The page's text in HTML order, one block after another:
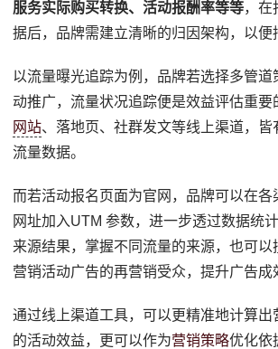
服务实际购买转换、活动报酬率等等，在
据后，品牌需建立清晰的归因架构，以便
以流量曝光追踪为例，品牌若选择多管道
动推广，流量状况追踪便是效益评估重要
网站、落地页、社群发文等线上渠道，皆
流量数据。
而若活动报名页面为官网，品牌可以在各
网址加入UTM 参数，进一步透过数据统
来源结果，掌握不同流量的来源，也可以
营销活动广告的再营销受众，提升广告成
通过线上渠道工具，可以更精准地计算出
的活动效益，更可以作为营销策略优化依